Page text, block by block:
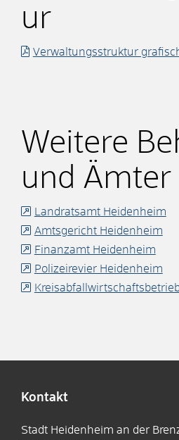
ur
Verwaltungsstruktur
Weitere
und Ämter
Landratsamt Heidenheim
Amtsgericht Heidenheim
Finanzamt Heidenheim
Polizeirevier Heidenheim
Kontakt
Stadt Heidenheim an der